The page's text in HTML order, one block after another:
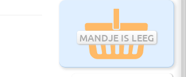
MANDJE IS LEEG